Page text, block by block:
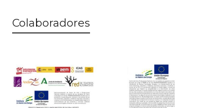
Colaboradores